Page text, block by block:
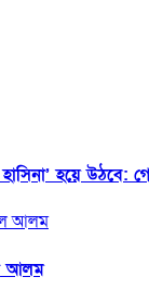
হয়ে উঠবে:
আলম